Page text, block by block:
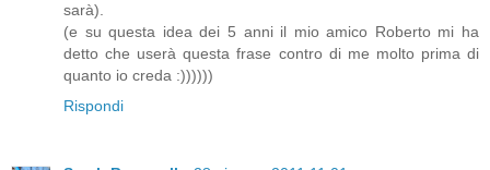
sarà).
(e su questa idea dei 5 anni il mio amico Roberto mi ha
detto che userà questa frase contro di me molto prima di
quanto io creda :))))))
Rispondi